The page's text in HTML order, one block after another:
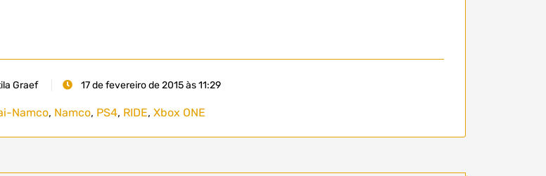
Graef 17 de fevereiro de 2015 às 11:29
Namco, Namco, PS4, RIDE, Xbox ONE